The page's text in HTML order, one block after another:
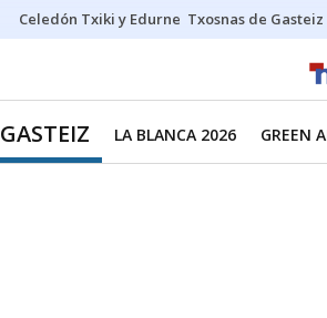
Celedón Txiki y Edurne Txosnas de Gasteiz
GASTEIZ LA BLANCA 2026 GREEN